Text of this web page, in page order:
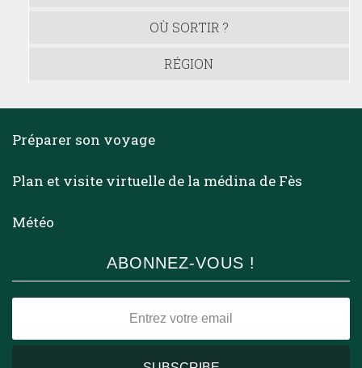
OÙ SORTIR ?
RÉGION
Préparer son voyage
Plan et visite virtuelle de la médina de Fès
Météo
ABONNEZ-VOUS !